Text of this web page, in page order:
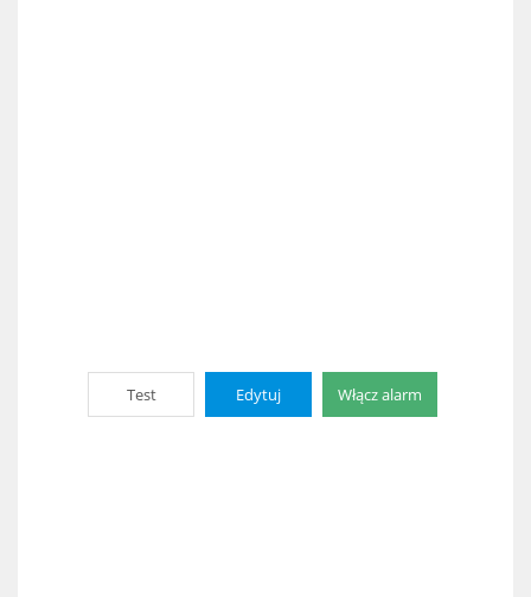
Test Edytuj Włącz alarm